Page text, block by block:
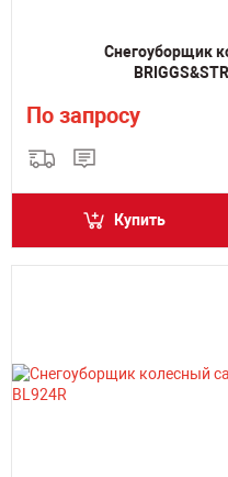
Снегоуборщик
По запросу
Купить